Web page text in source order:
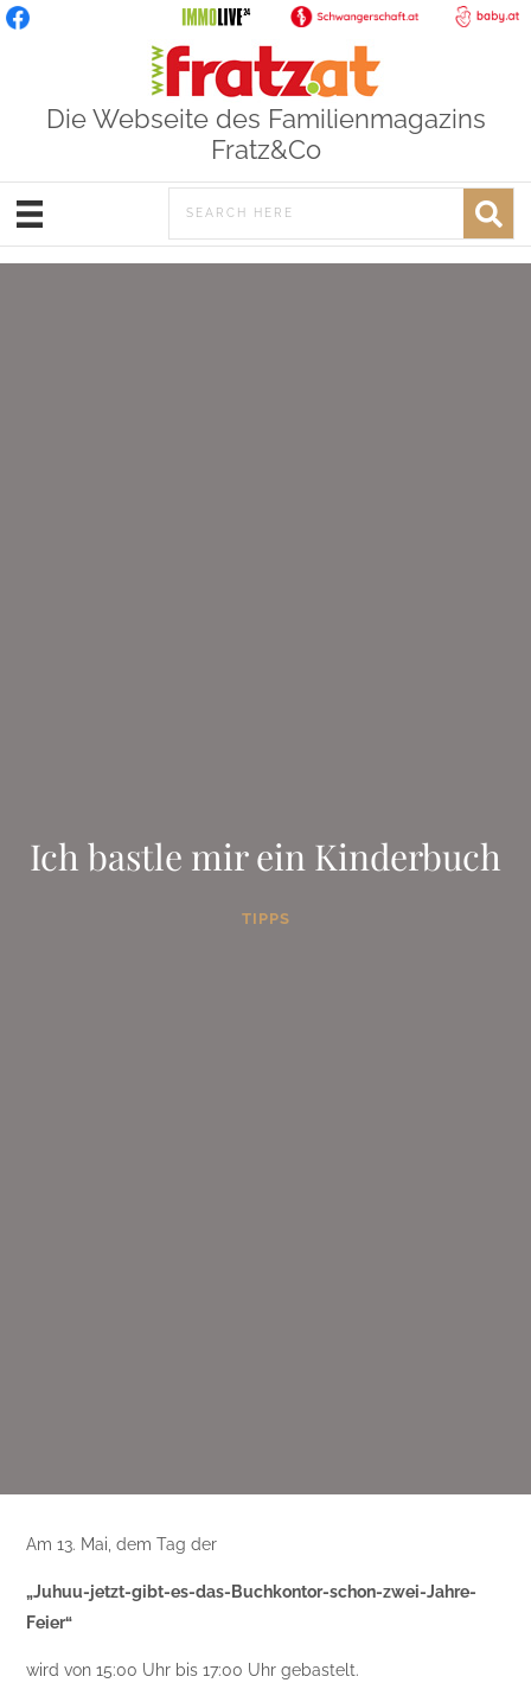
Die Webseite des Familienmagazins
Fratz&Co
Ich bastle mir ein Kinderbuch
TIPPS
Am 13. Mai, dem Tag der
„Juhuu-jetzt-gibt-es-das-Buchkontor-schon-zwei-Jahre-
Feier“
wird von 15:00 Uhr bis 17:00 Uhr gebastelt.